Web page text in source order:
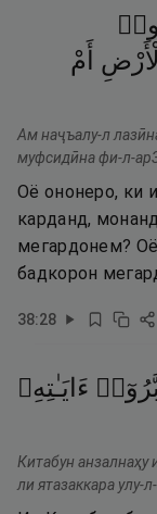
أَمْ
Ам наҷъалу-л
муфсидӣна фи-л-
Оё ононеро, ки
карданд,
мегардонем?
бадкорон
38:28
ءَايَـٰتِهِۦ
Китабун анзалнаҳу
ли ятазаккара улу-